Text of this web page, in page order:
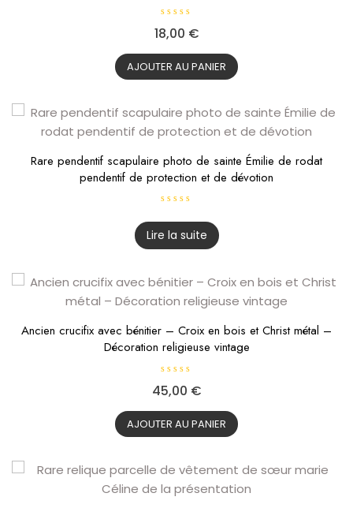
N
o
e
0
s
u
18,00 €
AJOUTER AU PANIER
Rare pendentif scapulaire photo de sainte Émilie de rodat
pendentif de protection et de dévotion
o
t
e
0
r
5
Lire la suite
Ancien crucifix avec bénitier – Croix en bois et Christ métal –
Décoration religieuse vintage
N
o
e
0
s
u
45,00 €
AJOUTER AU PANIER